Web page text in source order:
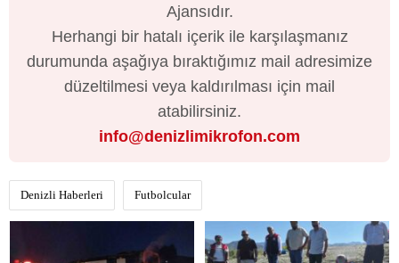
Ajansıdır.
Herhangi bir hatalı içerik ile karşılaşmanız
durumunda aşağıya bıraktığımız mail adresimize
düzeltilmesi veya kaldırılması için mail
atabilirsiniz.
info@denizlimikrofon.com
Denizli Haberleri Futbolcular